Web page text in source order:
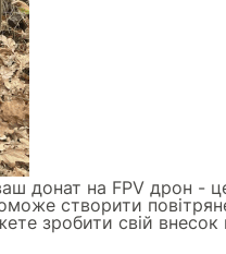
донат на FPV дрон -
створити
зробити свій